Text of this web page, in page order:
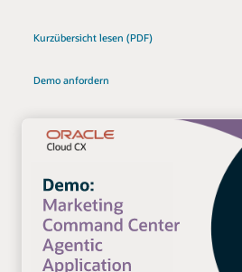
Kurzübersicht lesen (PDF)
Demo anfordern